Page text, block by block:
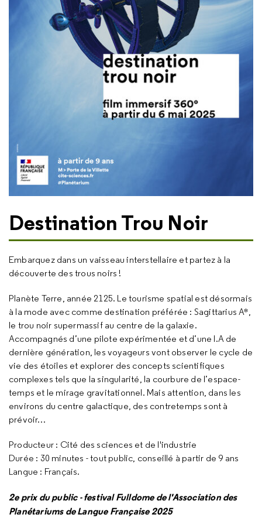
Destination Trou Noir
Embarquez dans un vaisseau interstellaire et partez à la
découverte des trous noirs !
Planète Terre, année 2125. Le tourisme spatial est désormais
à la mode avec comme destination préférée : Sagittarius A*,
le trou noir supermassif au centre de la galaxie.
Accompagnés d’une pilote expérimentée et d’une I.A de
dernière génération, les voyageurs vont observer le cycle de
vie des étoiles et explorer des concepts scientifiques
complexes tels que la singularité, la courbure de l’espace-
temps et le mirage gravitationnel. Mais attention, dans les
environs du centre galactique, des contretemps sont à
prévoir…
Producteur : Cité des sciences et de l'industrie
Durée : 30 minutes - tout public, conseillé à partir de 9 ans
Langue : Français.
2e prix du public - festival Fulldome de l'Association des
Planétariums de Langue Française 2025